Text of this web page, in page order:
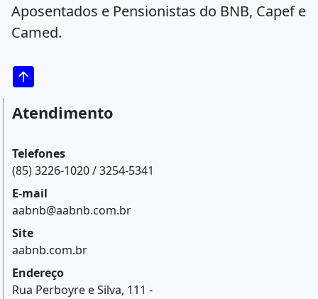
Aposentados e Pensionistas do BNB, Capef e
Camed.
Atendimento
Telefones
(85) 3226-1020 / 3254-5341
E-mail
aabnb@aabnb.com.br
Site
aabnb.com.br
Endereço
Rua Perboyre e Silva, 111 -